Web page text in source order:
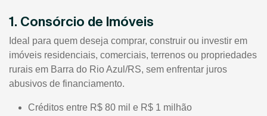
1. Consórcio de Imóveis
Ideal para quem deseja comprar, construir ou investir em
imóveis residenciais, comerciais, terrenos ou propriedades
rurais em Barra do Rio Azul/RS, sem enfrentar juros
abusivos de financiamento.
Créditos entre R$ 80 mil e R$ 1 milhão